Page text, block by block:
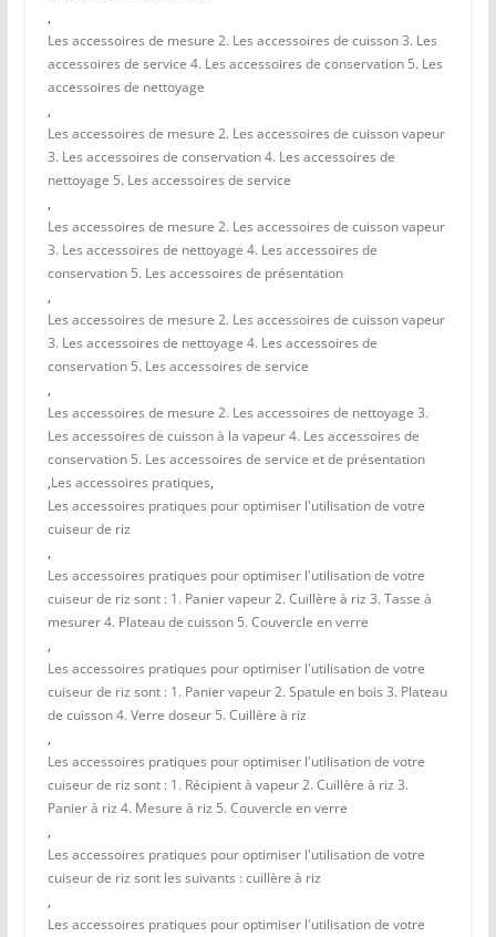
,
Les accessoires de mesure 2. Les accessoires de cuisson 3. Les
accessoires de service 4. Les accessoires de conservation 5. Les
accessoires de nettoyage
,
Les accessoires de mesure 2. Les accessoires de cuisson vapeur
3. Les accessoires de conservation 4. Les accessoires de
nettoyage 5. Les accessoires de service
,
Les accessoires de mesure 2. Les accessoires de cuisson vapeur
3. Les accessoires de nettoyage 4. Les accessoires de
conservation 5. Les accessoires de présentation
,
Les accessoires de mesure 2. Les accessoires de cuisson vapeur
3. Les accessoires de nettoyage 4. Les accessoires de
conservation 5. Les accessoires de service
,
Les accessoires de mesure 2. Les accessoires de nettoyage 3.
Les accessoires de cuisson à la vapeur 4. Les accessoires de
conservation 5. Les accessoires de service et de présentation
,Les accessoires pratiques,
Les accessoires pratiques pour optimiser l'utilisation de votre
cuiseur de riz
,
Les accessoires pratiques pour optimiser l'utilisation de votre
cuiseur de riz sont : 1. Panier vapeur 2. Cuillère à riz 3. Tasse à
mesurer 4. Plateau de cuisson 5. Couvercle en verre
,
Les accessoires pratiques pour optimiser l'utilisation de votre
cuiseur de riz sont : 1. Panier vapeur 2. Spatule en bois 3. Plateau
de cuisson 4. Verre doseur 5. Cuillère à riz
,
Les accessoires pratiques pour optimiser l'utilisation de votre
cuiseur de riz sont : 1. Récipient à vapeur 2. Cuillère à riz 3.
Panier à riz 4. Mesure à riz 5. Couvercle en verre
,
Les accessoires pratiques pour optimiser l'utilisation de votre
cuiseur de riz sont les suivants : cuillère à riz
,
Les accessoires pratiques pour optimiser l'utilisation de votre